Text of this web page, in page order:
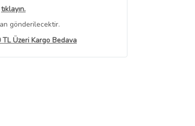
tıklayın.
gönderilecektir.
TL Üzeri Kargo Bedava